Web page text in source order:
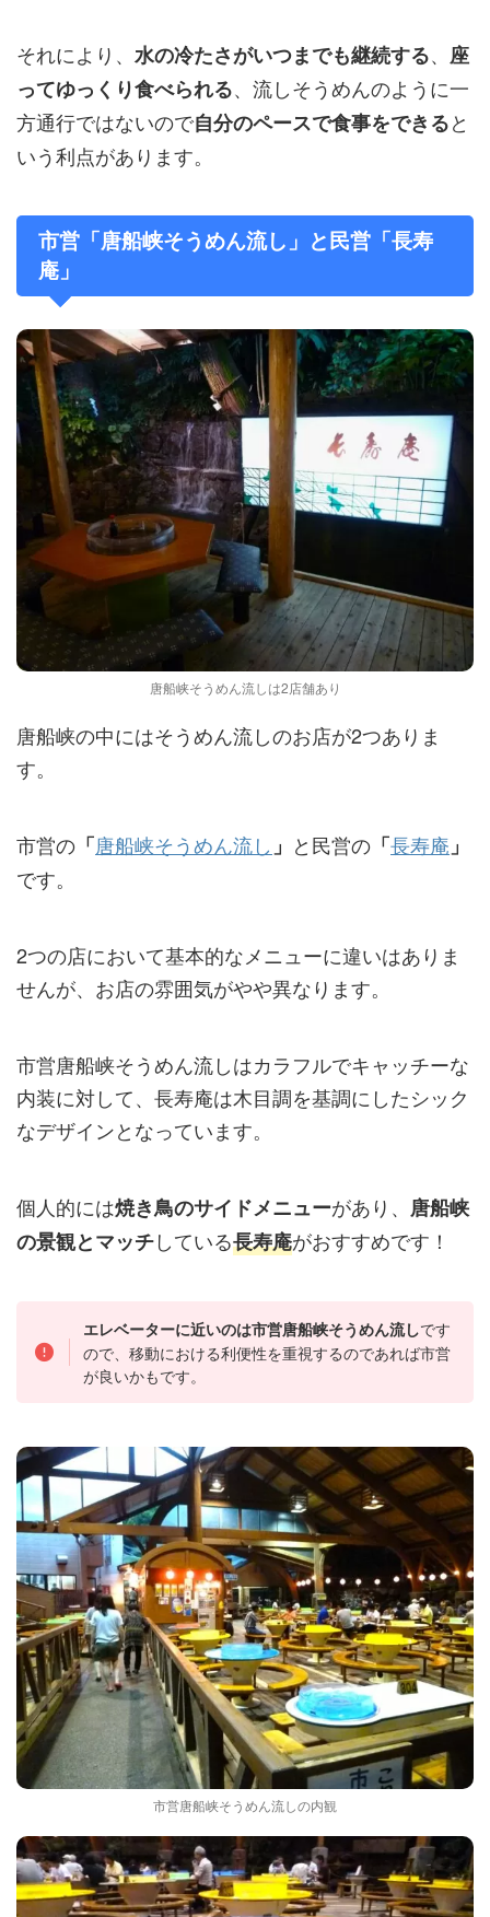
それにより、 水の冷たさがいつまでも継続する、 座
ってゆっくり食べられる、流しそうめんのように一
方通行ではないので自分のペースで食事をできると
いう利点があります。
市営「唐船峡そうめん流し」と民営「長寿
庵」
唐船峡そうめん流しは2店舗あり
唐船峡の中にはそうめん流しのお店が2つありま
す。
市営の 「唐船峡そうめん流し 」 と民営の 「長寿庵 」
です。
2つの店において基本的なメニューに違いはありま
せんが、お店の雰囲気がやや異なります。
市営唐船峡そうめん流しはカラフルでキャッチーな
内装に対して、長寿庵は木目調を基調にしたシック
なデザインとなっています。
個人的には焼き鳥のサイドメニューがあり、 唐船峡
の景観とマッチしている長寿庵がおすすめです！
エレベーターに近いのは市営唐船峡そうめん流しです
ので、移動における利便性を重視するのであれば市営
が良いかもです。
市営唐船峡そうめん流しの内観